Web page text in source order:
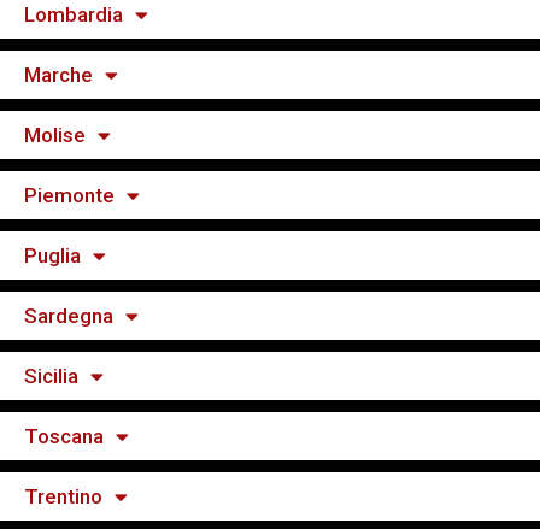
Lombardia
Marche
Molise
Piemonte
Puglia
Sardegna
Sicilia
Toscana
Trentino